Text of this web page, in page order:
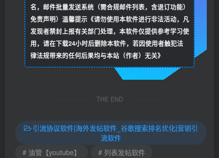
名，邮件批量发送系统（需合规邮件列表，含退订功能）
免责声明）温馨提示《请勿使用本软件进行非法活动，凡
发现者禁封上报有关部门处理，本软件仅提供参考学习使
用，请在下载24小时后删除本软件，若因使用者触犯法
律法规带来的任何后果均与本站（作者）无关》
THE END
引流协议软件|海外发帖软件_谷歌搜索排名优化|营销引
流软件
# 油管【youtube】
# 列表发帖软件